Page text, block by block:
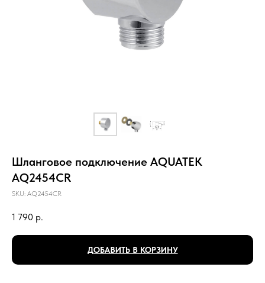
Шланговое подключение AQUATEK
AQ2454CR
SKU: AQ2454CR
1 790 р.
ДОБАВИТЬ В КОРЗИНУ